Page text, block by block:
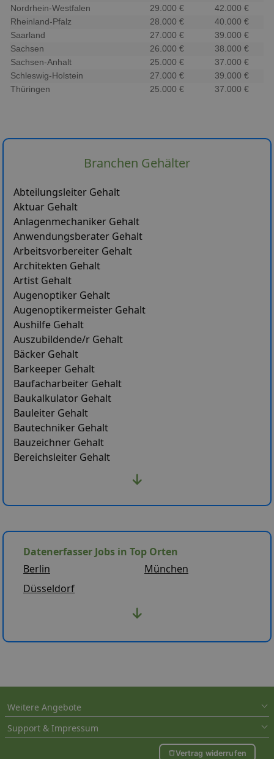
Nordrhein-Westfalen
29.000 €
42.000 €
Rheinland-Pfalz
28.000 €
40.000 €
Saarland
27.000 €
39.000 €
Sachsen
26.000 €
38.000 €
Sachsen-Anhalt
25.000 €
37.000 €
Schleswig-Holstein
27.000 €
39.000 €
Thüringen
25.000 € 37.000 €
Branchen Gehälter
Abteilungsleiter Gehalt
Aktuar Gehalt
Anlagenmechaniker Gehalt
Anwendungsberater Gehalt
Arbeitsvorbereiter Gehalt
Architekten Gehalt
Artist Gehalt
Augenoptiker Gehalt
Augenoptikermeister Gehalt
Aushilfe Gehalt
Auszubildende/r Gehalt
Bäcker Gehalt
Barkeeper Gehalt
Baufacharbeiter Gehalt
Baukalkulator Gehalt
Bauleiter Gehalt
Bautechniker Gehalt
Bauzeichner Gehalt
Bereichsleiter Gehalt
Datenerfasser Jobs in Top Orten
Berlin
München
Düsseldorf
Weitere Angebote
Support & Impressum
Vertrag widerrufen